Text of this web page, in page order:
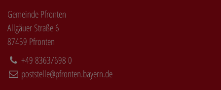
Gemeinde Pfronten
Allgäuer Straße 6
87459 Pfronten
+49 8363/698 0
poststelle@pfronten.bayern.de